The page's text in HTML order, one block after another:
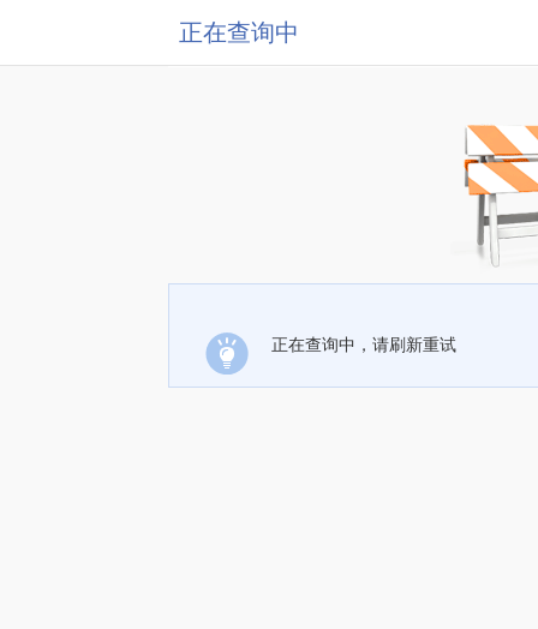
正在查询中
正在查询中，请刷新重试